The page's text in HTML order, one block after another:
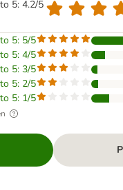
5: 4.2/5
5: 5/5
5: 4/5
5: 3/5
5: 2/5
5: 1/5